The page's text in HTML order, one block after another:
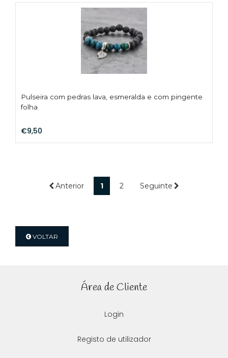
Pulseira com pedras lava, esmeralda e com pingente
folha
€9,50
Anterior 1 2 Seguinte
VOLTAR
Área de Cliente
Login
Registo de utilizador